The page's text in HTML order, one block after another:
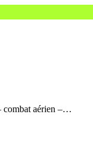
combat aérien –…